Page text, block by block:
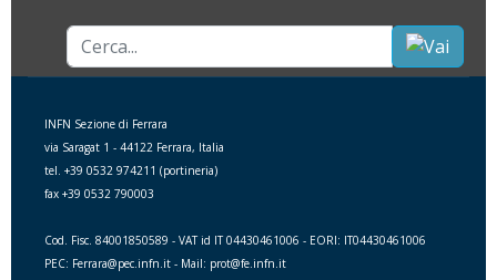
Cerca...
INFN Sezione di Ferrara
via Saragat 1 - 44122 Ferrara, Italia
tel. +39 0532 974211 (portineria)
fax +39 0532 790003
Cod. Fisc. 84001850589 - VAT id IT 04430461006 - EORI: IT04430461006
PEC: Ferrara@pec.infn.it - Mail: prot@fe.infn.it